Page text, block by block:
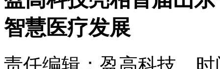
智慧医疗发展
责任编辑：盈高科技 时